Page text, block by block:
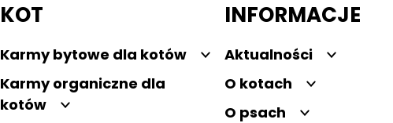
KOT
Karmy bytowe dla kotów
Karmy organiczne dla
kotów
INFORMACJE
Aktualności
O kotach
O psach